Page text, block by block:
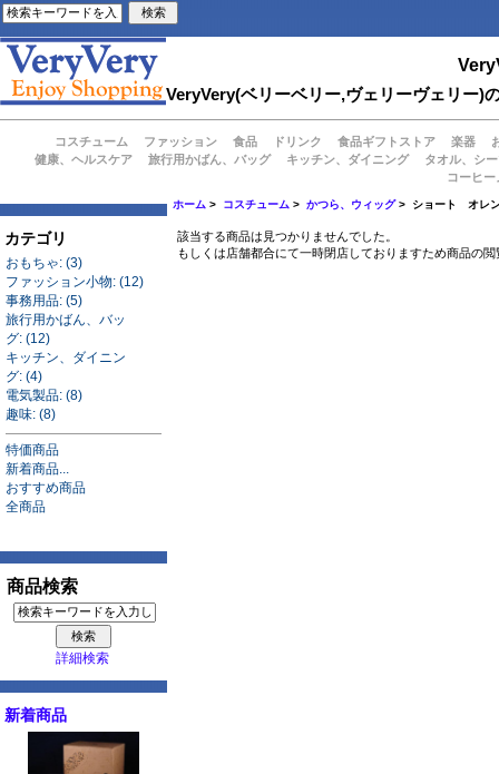
VeryVery(ベリーベリー,ヴェリーヴェリー)
コスチューム ファッション 食品 ドリンク 食品ギフトストア 楽器
健康、ヘルスケア
旅行用かばん、バッグ キッチン、ダイニング
タオル、シ
コーヒ
カテゴリ
おもちゃ: (3)
ファッション小物: (12)
事務用品: (5)
旅行用かばん、バッ
グ: (12)
キッチン、ダイニン
グ: (4)
電気製品: (8)
趣味: (8)
特価商品
新着商品...
おすすめ商品
全商品
商品検索
詳細検索
新着商品
ホーム > コスチューム >かつら、ウィッグ> ショート オレン
該当する商品は見つかりませんでした。
もしくは店舗都合にて一時閉店しておりますため商品の